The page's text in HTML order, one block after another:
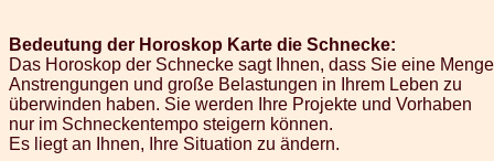
Bedeutung der Horoskop Karte die Schnecke:
Das Horoskop der Schnecke sagt Ihnen, dass Sie eine Menge
Anstrengungen und große Belastungen in Ihrem Leben zu
überwinden haben. Sie werden Ihre Projekte und Vorhaben
nur im Schneckentempo steigern können.
Es liegt an Ihnen, Ihre Situation zu ändern.